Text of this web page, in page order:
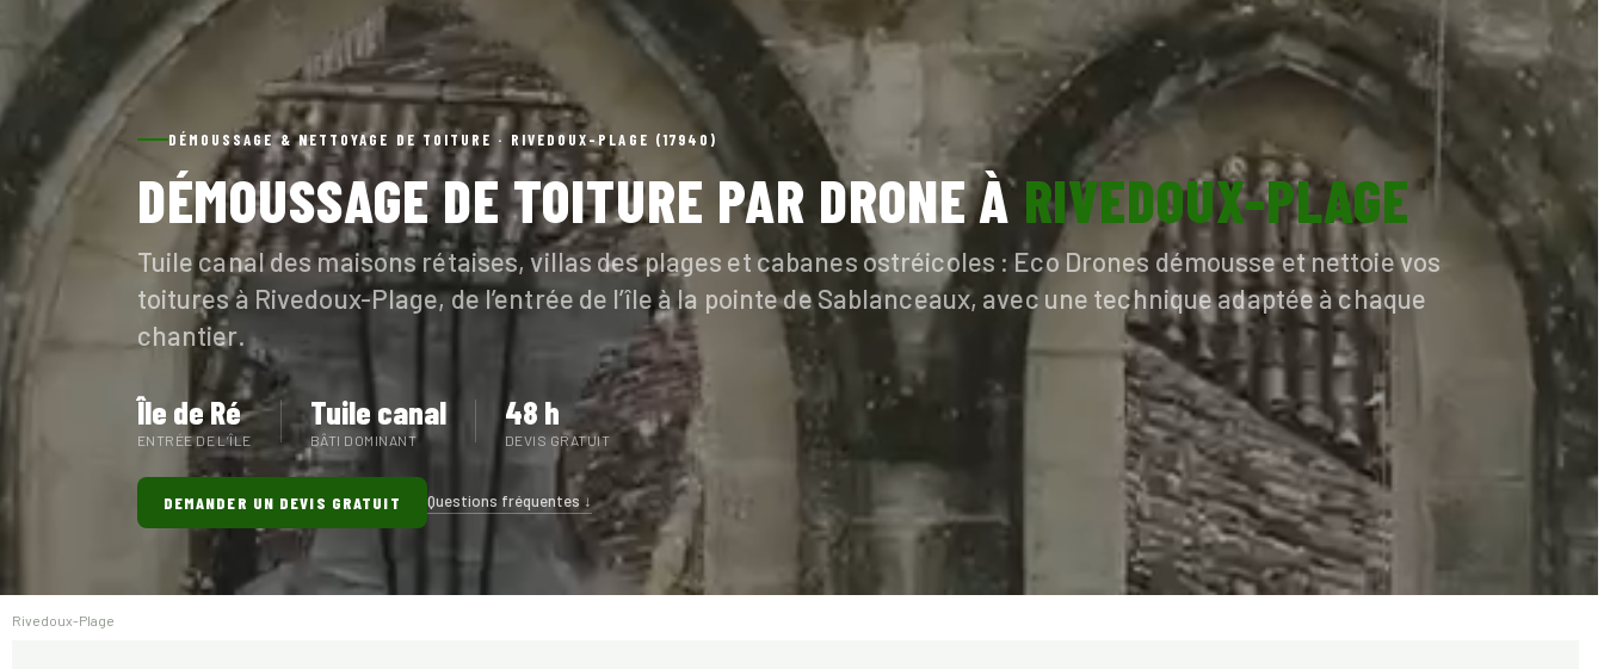
DÉMOUSSAGE & NETTOYAGE DE TOITURE · RIVEDOUX-PLAGE (17940)
DÉMOUSSAGE DE TOITURE PAR DRONE ÀRIVEDOUX-PLAGE
Tuile canal des maisons rétaises, villas des plages et cabanes ostréicoles : Eco Drones démousse et nettoie vos
toitures à Rivedoux-Plage, de l’entrée de l’île à la pointe de Sablanceaux, avec une technique adaptée à chaque
chantier.
Île de Ré
ENTRÉE DE L’ÎLE
Tuile canal
BÂTI DOMINANT
48 h
DEVIS GRATUIT
DEMANDER UN DEVIS GRATUIT Questions fréquentes ↓
Rivedoux-Plage